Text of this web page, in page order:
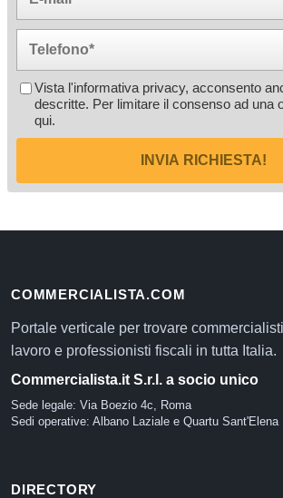
Vista l'informativa privacy, acconsento
descritte. Per limitare il consenso ad una
qui.
INVIA RICHIESTA!
COMMERCIALISTA.COM
Portale verticale per trovare
lavoro e professionisti fiscali in tutta Italia.
Commercialista.it S.r.l. a socio unico
Sede legale: Via Boezio 4c, Roma
Sedi operative: Albano Laziale e Quartu Sant'Elena
DIRECTORY